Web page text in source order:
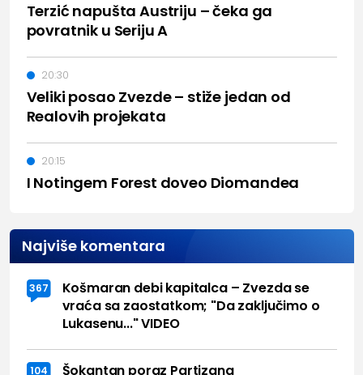
Terzić napušta Austriju – čeka ga
povratnik u Seriju A
Veliki posao Zvezde – stiže jedan od
Realovih projekata
20:30
I Notingem Forest doveo Diomandea
20:15
Najviše komentara
367
Košmaran debi kapitalca – Zvezda se
vraća sa zaostatkom; "Da zaključimo o
Lukasenu..." VIDEO
104 Šokantan poraz Partizana